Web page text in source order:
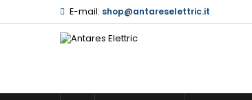
E-mail: shop@antareselettric.it